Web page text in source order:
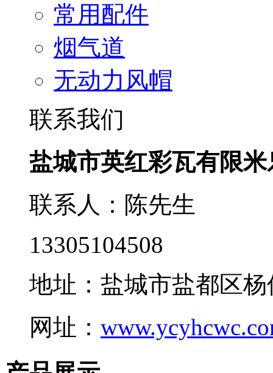
常用配件
烟气道
无动力风帽
联系我们
盐城市英红彩瓦有限
联系人：陈先生
13305104508
地址：盐城市盐都区
网址：